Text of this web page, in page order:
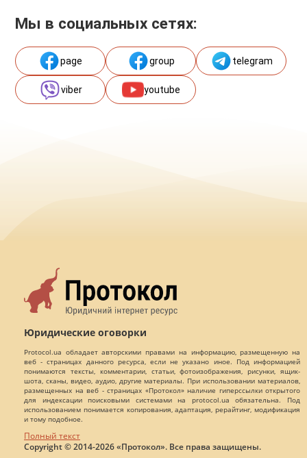
Мы в социальных сетях:
page group telegram
viber youtube
Юридические оговорки
Protocol.ua обладает авторскими правами на информацию, размещенную на
веб - страницах данного ресурса, если не указано иное. Под информацией
понимаются тексты, комментарии, статьи, фотоизображения, рисунки, ящик-
шота, сканы, видео, аудио, другие материалы. При использовании материалов,
размещенных на веб - страницах «Протокол» наличие гиперссылки открытого
для индексации поисковыми системами на protocol.ua обязательна. Под
использованием понимается копирования, адаптация, рерайтинг, модификация
и тому подобное.
Полный текст
Copyright © 2014-2026 «Протокол». Все права защищены.